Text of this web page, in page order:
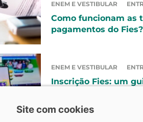
ENEM E VESTIBULAR
Como funcionam as
pagamentos do Fies?
ENEM E VESTIBULAR
Inscrição Fies: um
Site com cookies